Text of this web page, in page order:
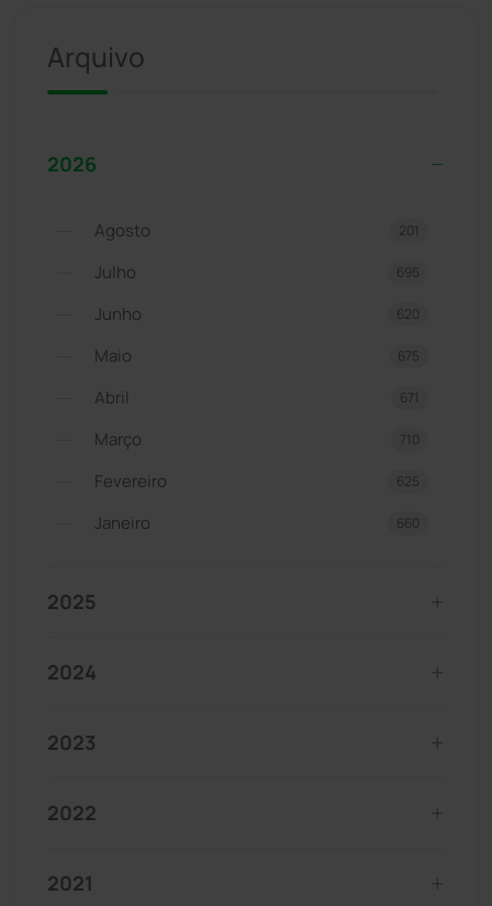
Arquivo
2026
Agosto 201
Julho 695
Junho 620
Maio 675
Abril 671
Março 710
Fevereiro 625
Janeiro 660
2025
2024
2023
2022
2021